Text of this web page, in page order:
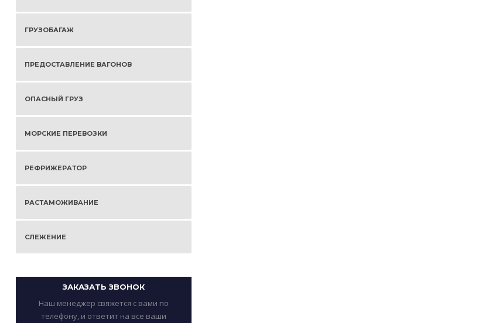
ГРУЗОБАГАЖ
ПРЕДОСТАВЛЕНИЕ ВАГОНОВ
ОПАСНЫЙ ГРУЗ
МОРСКИЕ ПЕРЕВОЗКИ
РЕФРИЖЕРАТОР
РАСТАМОЖИВАНИЕ
СЛЕЖЕНИЕ
ЗАКАЗАТЬ ЗВОНОК
Наш менеджер свяжется с вами по
телефону, и ответит на все ваши